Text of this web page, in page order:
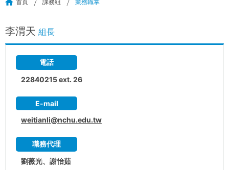
首頁 課務組 業務職掌
李渭天 組長
電話
22840215 ext. 26
E-mail
weitianli@nchu.edu.tw
職務代理
劉薇光、謝怡茹